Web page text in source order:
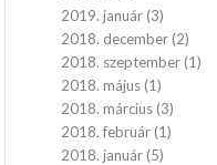
2019. január (3)
2018. december (2)
2018. szeptember (1)
2018. május (1)
2018. március (3)
2018. február (1)
2018. január (5)